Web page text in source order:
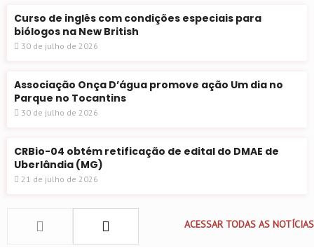
Curso de inglês com condições especiais para
biólogos na New British
30 de julho de 2026
Associação Onça D’água promove ação Um dia no
Parque no Tocantins
30 de julho de 2026
CRBio-04 obtém retificação de edital do DMAE de
Uberlândia (MG)
21 de julho de 2026
ACESSAR TODAS AS NOTÍCIAS